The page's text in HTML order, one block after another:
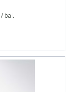
/ bal.